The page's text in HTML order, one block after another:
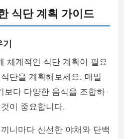
식단 계획 가이드
체계적인 식단 계획이 필요
단을 계획해보세요. 매일
보다 다양한 음식을 조합하
이 중요합니다.
니마다 신선한 야채와 단백